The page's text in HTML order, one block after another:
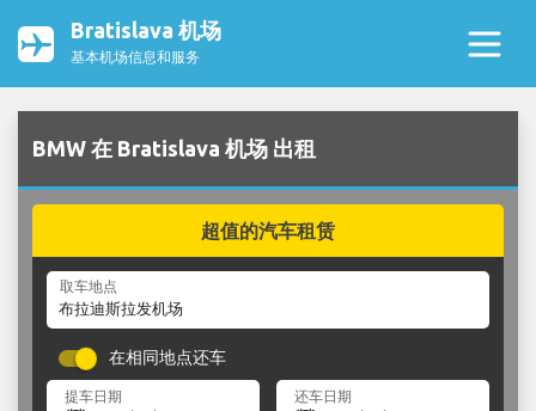
Bratislava 机场
基本机场信息和服务
BMW 在 Bratislava 机场 出租
超值的汽车租赁
取车地点
在相同地点还车
提车日期 还车日期